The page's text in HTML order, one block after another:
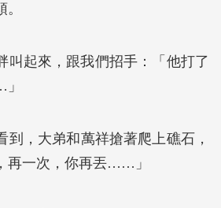
叫起來，跟我們招手：「他打了
到，大弟和萬祥搶著爬上礁石，
再一次，你再丟……」